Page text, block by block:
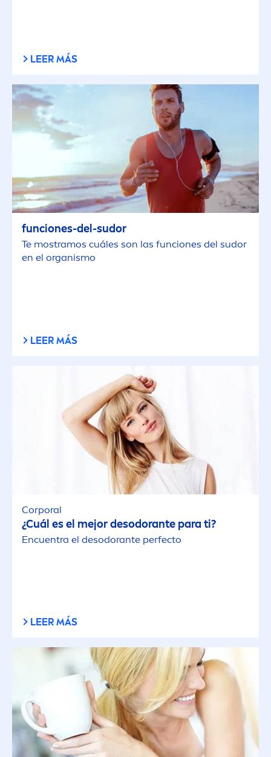
LEER MÁS
funciones-del-sudor
Te mostramos cuáles son las funciones del sudor
en el organismo
LEER MÁS
Corporal
¿Cuál es el mejor desodorante para ti?
Encuentra el desodorante perfecto
LEER MÁS